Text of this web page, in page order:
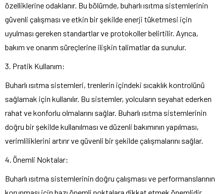
özelliklerine odaklanır. Bu bölümde, buharlı ısıtma sistemlerinin
güvenli çalışması ve etkin bir şekilde enerji tüketmesi için
uyulması gereken standartlar ve protokoller belirtilir. Ayrıca,
bakım ve onarım süreçlerine ilişkin talimatlar da sunulur.
3. Pratik Kullanım:
Buharlı ısıtma sistemleri, trenlerin içindeki sıcaklık kontrolünü
sağlamak için kullanılır. Bu sistemler, yolcuların seyahat ederken
rahat ve konforlu olmalarını sağlar. Buharlı ısıtma sistemlerinin
doğru bir şekilde kullanılması ve düzenli bakımının yapılması,
verimliliklerini artırır ve güvenli bir şekilde çalışmalarını sağlar.
4. Önemli Noktalar:
Buharlı ısıtma sistemlerinin doğru çalışması ve performanslarının